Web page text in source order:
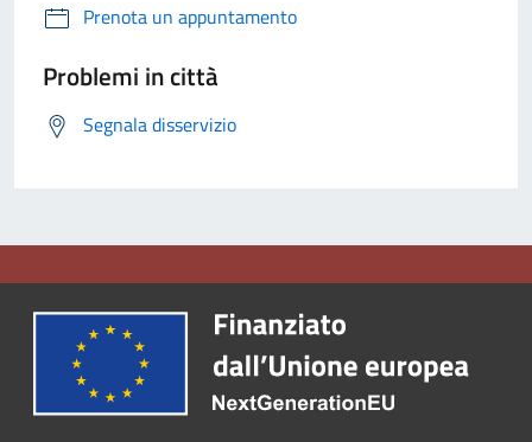
Prenota un appuntamento
Problemi in città
Segnala disservizio